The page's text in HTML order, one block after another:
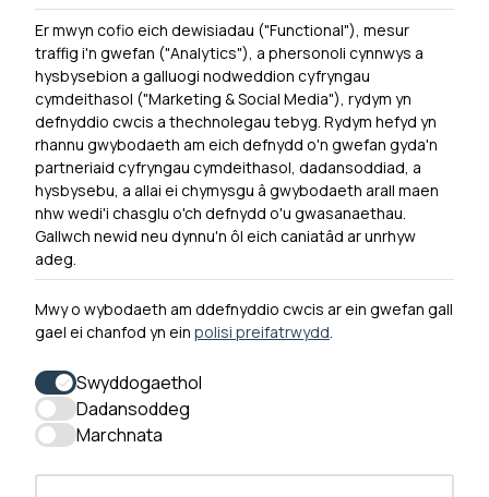
Dewislen Troedyn
Newyddion
Ymuno â ni
Hygyrchedd
Hysbysiad Preifatrwydd
Cysylltu â ni
0300 790 0203 Mae ein llinell ffôn ar agor rhwng 10yb-
4yp Dydd Llun - Dydd Gwener
Powered by Translate
Er mwyn cofio eich dewisiadau ("Functional"), mesur
traffig i'n gwefan ("Analytics"), a phersonoli cynnwys a
hysbysebion a galluogi nodweddion cyfryngau
cymdeithasol ("Marketing & Social Media"), rydym yn
defnyddio cwcis a thechnolegau tebyg. Rydym hefyd yn
rhannu gwybodaeth am eich defnydd o'n gwefan gyda'n
partneriaid cyfryngau cymdeithasol, dadansoddiad, a
hysbysebu, a allai ei chymysgu â gwybodaeth arall maen
nhw wedi'i chasglu o'ch defnydd o'u gwasanaethau.
Gallwch newid neu dynnu'n ôl eich caniatâd ar unrhyw
adeg.
Mwy o wybodaeth am ddefnyddio cwcis ar ein gwefan gall
gael ei chanfod yn ein polisi preifatrwydd.
Swyddogaethol
Dadansoddeg
Marchnata